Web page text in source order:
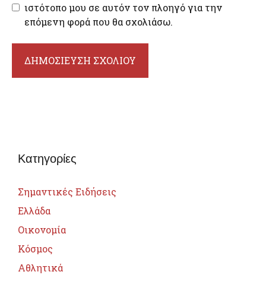
ιστότοπο μου σε αυτόν τον πλοηγό για την
επόμενη φορά που θα σχολιάσω.
Κατηγορίες
Σημαντικές Ειδήσεις
Ελλάδα
Οικονομία
Κόσμος
Αθλητικά